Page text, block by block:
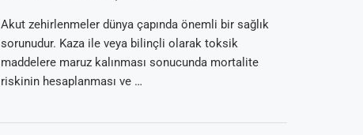
Akut zehirlenmeler dünya çapında önemli bir sağlık
sorunudur. Kaza ile veya bilinçli olarak toksik
maddelere maruz kalınması sonucunda mortalite
riskinin hesaplanması ve …